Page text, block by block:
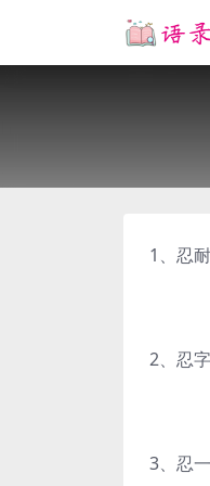
1、忍
2、忍
3、忍